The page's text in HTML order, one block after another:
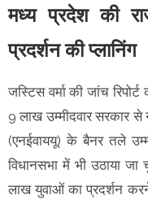
मध्य प्रदेश की
प्रदर्शन की प्लानिंग
जस्टिस वर्मा की जांच
9 लाख उम्मीदवार सरकार
(एनईवाययू) के बैनर तले
विधानसभा में भी उठाया
लाख युवाओं का प्रदर्शन